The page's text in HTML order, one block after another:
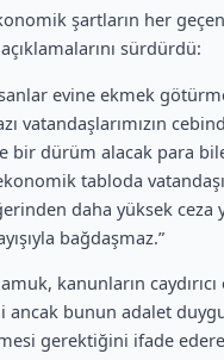
şartların her geçen
sürdürdü:
evine ekmek
vatandaşlarımızın
bir dürüm alacak para
tabloda
daha yüksek ceza
bağdaşmaz.”
kanunların caydırıcı
ancak bunun adalet
gerektiğini ifade